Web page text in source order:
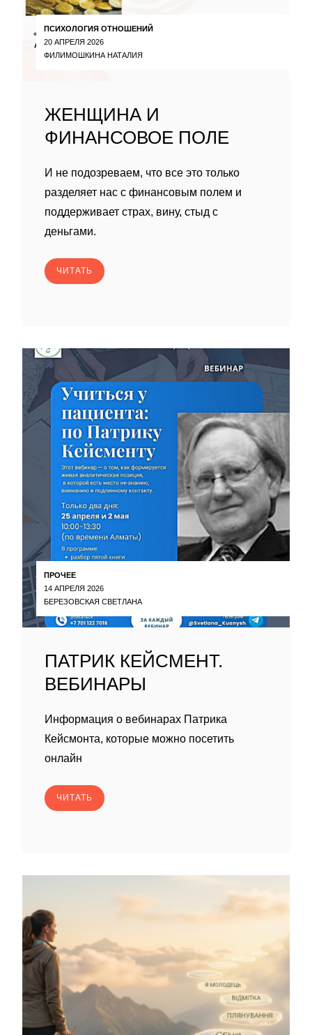
ПСИХОЛОГИЯ ОТНОШЕНИЙ
20 АПРЕЛЯ 2026
ФИЛИМОШКИНА НАТАЛИЯ
ЖЕНЩИНА И
ФИНАНСОВОЕ ПОЛЕ
И не подозреваем, что все это только
разделяет нас с финансовым полем и
поддерживает страх, вину, стыд с
деньгами.
ЧИТАТЬ
ПРОЧЕЕ
14 АПРЕЛЯ 2026
БЕРЕЗОВСКАЯ СВЕТЛАНА
ПАТРИК КЕЙСМЕНТ.
ВЕБИНАРЫ
Информация о вебинарах Патрика
Кейсмонта, которые можно посетить
онлайн
ЧИТАТЬ